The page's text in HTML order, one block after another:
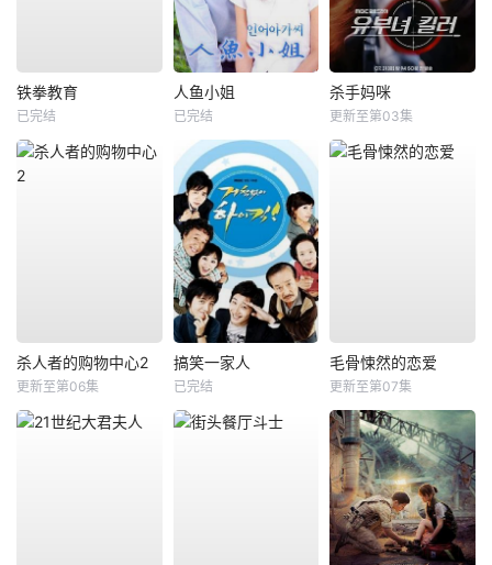
铁拳教育
已完结
人鱼小姐
已完结
杀手妈咪
更新至第03集
杀人者的购物中心2
更新至第06集
搞笑一家人
已完结
毛骨悚然的恋爱
更新至第07集